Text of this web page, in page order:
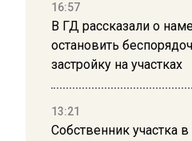
16:57
В ГД рассказали о
остановить
застройку на участках
13:21
Собственник участка в